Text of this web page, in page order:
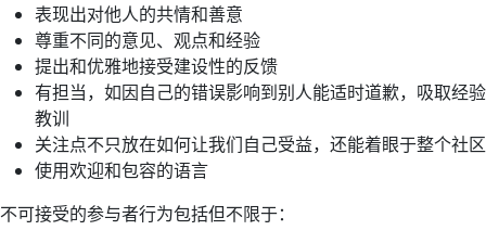
表现出对他人的共情和善意
尊重不同的意见、观点和经验
提出和优雅地接受建设性的反馈
有担当，如因自己的错误影响到别人能适时道歉，吸取经验
教训
关注点不只放在如何让我们自己受益，还能着眼于整个社区
使用欢迎和包容的语言
不可接受的参与者行为包括但不限于：